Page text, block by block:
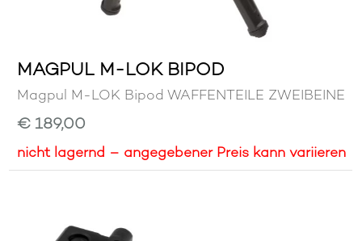
MAGPUL M-LOK BIPOD
Magpul M-LOK Bipod WAFFENTEILE ZWEIBEINE
€ 189,00
nicht lagernd – angegebener Preis kann variieren